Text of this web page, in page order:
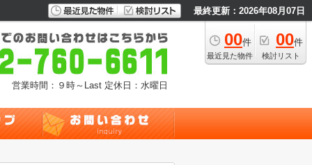
最終更新：2026年08月07日
00件
最近見た物件
00件
検討リスト
営業時間：９時～Last 定休日：水曜日